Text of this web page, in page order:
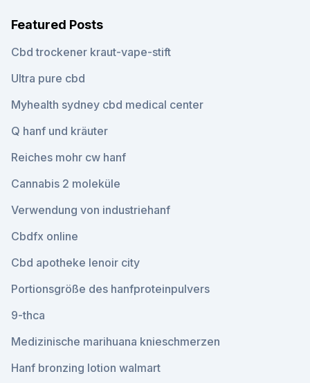
Featured Posts
Cbd trockener kraut-vape-stift
Ultra pure cbd
Myhealth sydney cbd medical center
Q hanf und kräuter
Reiches mohr cw hanf
Cannabis 2 moleküle
Verwendung von industriehanf
Cbdfx online
Cbd apotheke lenoir city
Portionsgröße des hanfproteinpulvers
9-thca
Medizinische marihuana knieschmerzen
Hanf bronzing lotion walmart